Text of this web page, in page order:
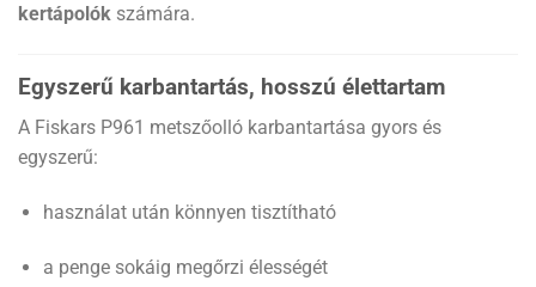
kertápolók számára.
Egyszerű karbantartás, hosszú élettartam
A Fiskars P961 metszőolló karbantartása gyors és
egyszerű:
használat után könnyen tisztítható
a penge sokáig megőrzi élességét